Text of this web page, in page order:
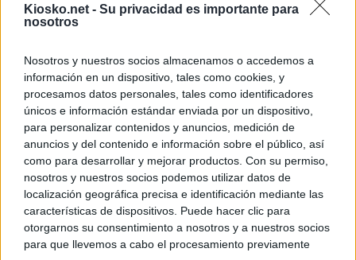
Kiosko.net - Su privacidad es importante para
nosotros
Nosotros y nuestros socios almacenamos o accedemos a
información en un dispositivo, tales como cookies, y
procesamos datos personales, tales como identificadores
únicos e información estándar enviada por un dispositivo,
para personalizar contenidos y anuncios, medición de
anuncios y del contenido e información sobre el público, así
como para desarrollar y mejorar productos. Con su permiso,
nosotros y nuestros socios podemos utilizar datos de
localización geográfica precisa e identificación mediante las
características de dispositivos. Puede hacer clic para
otorgarnos su consentimiento a nosotros y a nuestros socios
para que llevemos a cabo el procesamiento previamente